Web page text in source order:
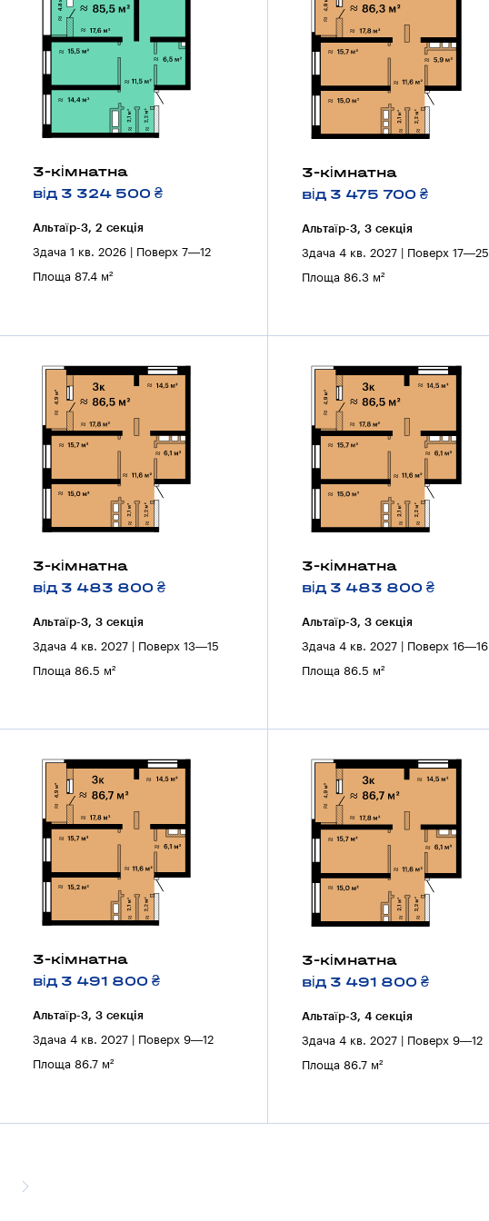
3-кімнатна
від 3 324 500 ₴
Альтаїр-3, 2 секцiя
Здача 1 кв. 2026 | Поверх 7—12
Площа 87.4 м²
3-кімнатна
від 3 475 700 ₴
Альтаїр-3, 3 секцiя
Здача 4 кв. 2027 | Поверх 17—25
Площа 86.3 м²
3-кімнатна
від 3 483 800 ₴
Альтаїр-3, 3 секцiя
Здача 4 кв. 2027 | Поверх 13—15
Площа 86.5 м²
3-кімнатна
від 3 483 800 ₴
Альтаїр-3, 3 секцiя
Здача 4 кв. 2027 | Поверх 16—16
Площа 86.5 м²
3-кімнатна
від 3 491 800 ₴
Альтаїр-3, 3 секцiя
Здача 4 кв. 2027 | Поверх 9—12
Площа 86.7 м²
3-кімнатна
від 3 491 800 ₴
Альтаїр-3, 4 секцiя
Здача 4 кв. 2027 | Поверх 9—12
Площа 86.7 м²